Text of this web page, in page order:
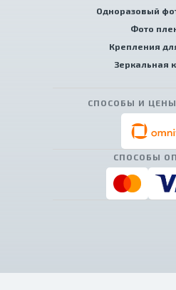
Одноразовый
Фото
Крепления
Зеркальная
СПОСОБЫ И
СПОСОБЫ